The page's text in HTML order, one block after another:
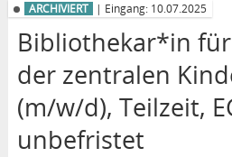
ARCHIVIERT | Eingang: 10.07.2025
Bibliothekar*in für
der zentralen
(m/w/d), Teilzeit,
unbefristet